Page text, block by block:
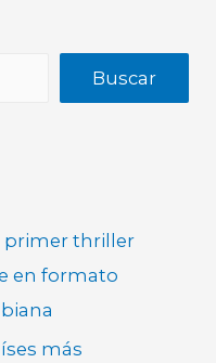
Buscar
primer thriller
en formato
más